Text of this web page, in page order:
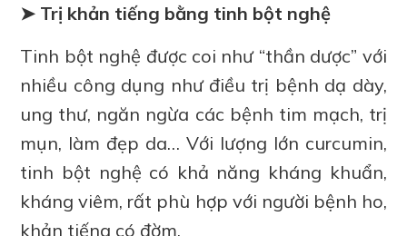
➤ Trị khản tiếng bằng tinh bột nghệ
Tinh bột nghệ được coi như “thần dược” với
nhiều công dụng như điều trị bệnh dạ dày,
ung thư, ngăn ngừa các bệnh tim mạch, trị
mụn, làm đẹp da… Với lượng lớn curcumin,
tinh bột nghệ có khả năng kháng khuẩn,
kháng viêm, rất phù hợp với người bệnh ho,
khản tiếng có đờm.